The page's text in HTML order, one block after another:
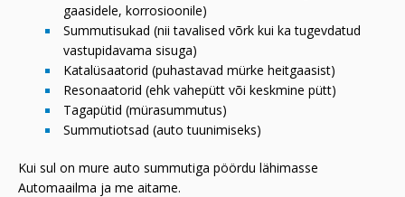
gaasidele, korrosioonile)
Summutisukad (nii tavalised võrk kui ka tugevdatud
vastupidavama sisuga)
Katalüsaatorid (puhastavad mürke heitgaasist)
Resonaatorid (ehk vahepütt või keskmine pütt)
Tagapütid (mürasummutus)
Summutiotsad (auto tuunimiseks)
Kui sul on mure auto summutiga pöördu lähimasse
Automaailma ja me aitame.